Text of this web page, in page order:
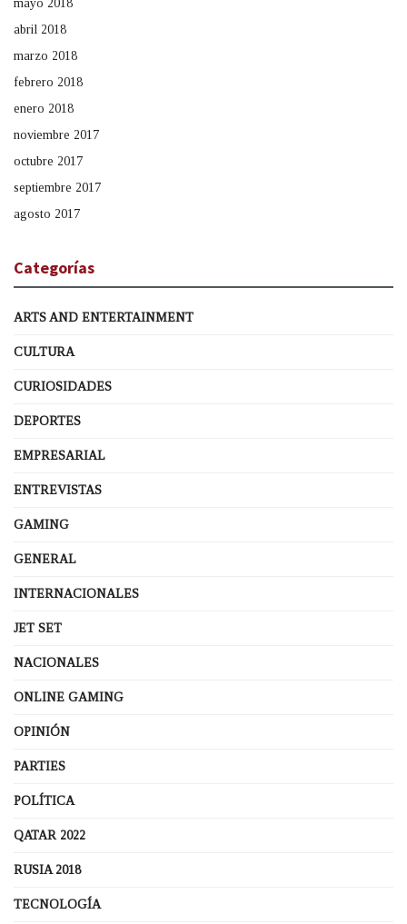
mayo 2018
abril 2018
marzo 2018
febrero 2018
enero 2018
noviembre 2017
octubre 2017
septiembre 2017
agosto 2017
Categorías
ARTS AND ENTERTAINMENT
CULTURA
CURIOSIDADES
DEPORTES
EMPRESARIAL
ENTREVISTAS
GAMING
GENERAL
INTERNACIONALES
JET SET
NACIONALES
ONLINE GAMING
OPINIÓN
PARTIES
POLÍTICA
QATAR 2022
RUSIA 2018
TECNOLOGÍA